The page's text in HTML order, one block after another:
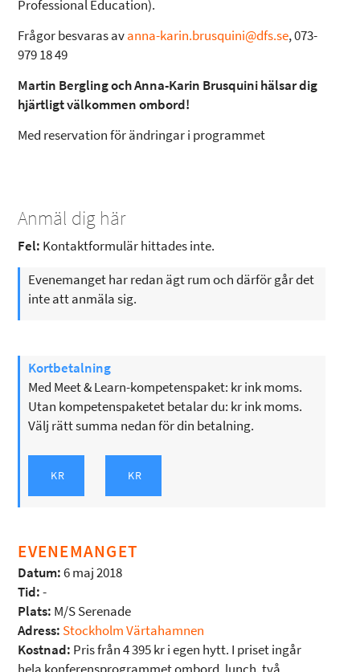
Professional Education).
Frågor besvaras avanna-karin.brusquini@dfs.se, 073-
979 18 49
Martin Bergling och Anna-Karin Brusquini hälsar dig
hjärtligt välkommen ombord!
Med reservation för ändringar i programmet
Anmäl dig här
Fel: Kontaktformulär hittades inte.
Evenemanget har redan ägt rum och därför går det
inte att anmäla sig.
Kortbetalning
Med Meet & Learn-kompetenspaket: kr ink moms.
Utan kompetenspaketet betalar du: kr ink moms.
Välj rätt summa nedan för din betalning.
EVENEMANGET
Datum:6 maj 2018
Tid:-
Plats: M/S Serenade
Adress: Stockholm Värtahamnen
Kostnad: Pris från 4 395 kr i egen hytt. I priset ingår